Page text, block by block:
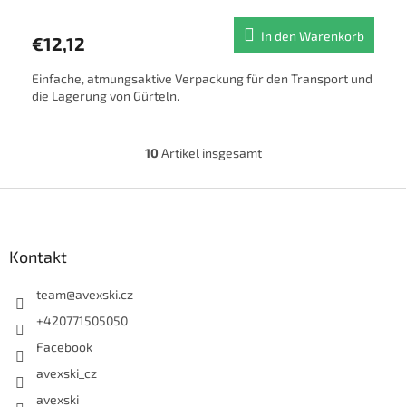
€12,12 In den Warenkorb
Einfache, atmungsaktive Verpackung für den Transport und
die Lagerung von Gürteln.
Steuerelemente der Liste
10 Artikel insgesamt
Kontakt
team@avexski.cz
+420771505050
Facebook
avexski_cz
avexski